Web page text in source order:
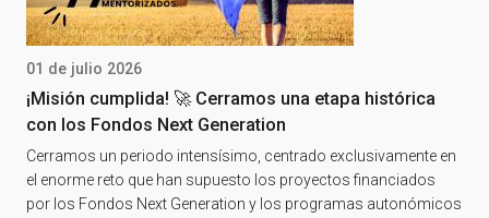
01 de julio 2026
¡Misión cumplida! 🚀 Cerramos una etapa histórica
con los Fondos Next Generation
Cerramos un periodo intensísimo, centrado exclusivamente en
el enorme reto que han supuesto los proyectos financiados
por los Fondos Next Generation y los programas autonómicos